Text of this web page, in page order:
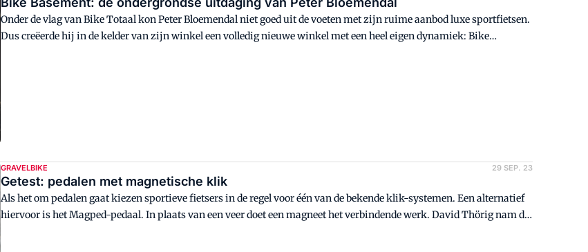
Onder de vlag van Bike Totaal kon Peter Bloemendal niet goed uit de voeten met zijn ruime aanbod luxe sportfietsen.
Dus creëerde hij in de kelder van zijn winkel een volledig nieuwe winkel met een heel eigen dynamiek: Bike
GRAVELBIKE 29 SEP. 23
Getest: pedalen met magnetische klik
Als het om pedalen gaat kiezen sportieve fietsers in de regel voor één van de bekende klik-systemen. Een alternatief
hiervoor is het Magped-pedaal. In plaats van een veer doet een magneet het verbindende werk. David Thörig nam de